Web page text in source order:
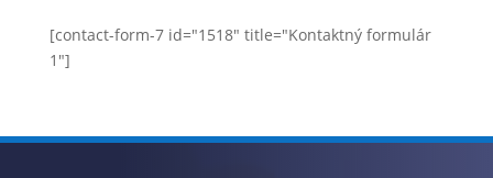
[contact-form-7 id="1518" title="Kontaktný formulár
1"]